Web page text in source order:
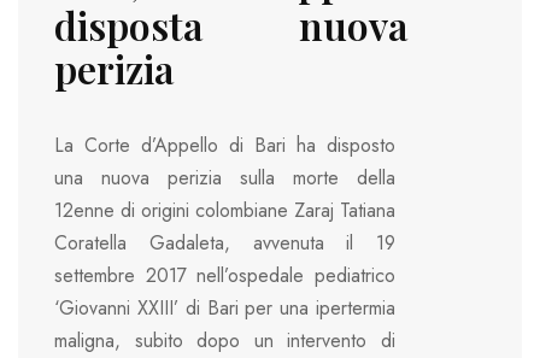
disposta nuova
perizia
La Corte d’Appello di Bari ha disposto
una nuova perizia sulla morte della
12enne di origini colombiane Zaraj Tatiana
Coratella Gadaleta, avvenuta il 19
settembre 2017 nell’ospedale pediatrico
‘Giovanni XXIII’ di Bari per una ipertermia
maligna, subito dopo un intervento di